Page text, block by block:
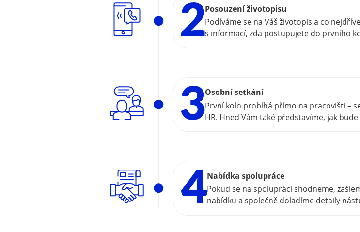
Posouzení životopisu
Podíváme se na Váš životopis a co
s informací, zda postupujete do prvního
Osobní setkání
První kolo probíhá přímo na pracovišti –
HR. Hned Vám také představíme, jak
Nabídka spolupráce
Pokud se na spolupráci shodneme,
nabídku a společně doladíme detaily